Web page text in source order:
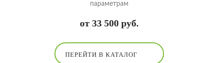
параметрам
от 33 500 руб.
ПЕРЕЙТИ В КАТАЛОГ